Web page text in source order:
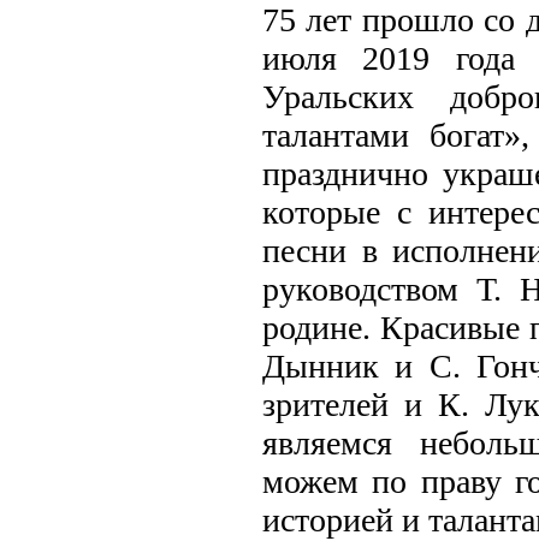
75 лет прошло со
июля 2019 года
Уральских
талантами
празднично
которые с
песни в
руководством Т.
родине. Красивые
Дынник и С.
зрителей и К.
являемся
можем по праву
историей и